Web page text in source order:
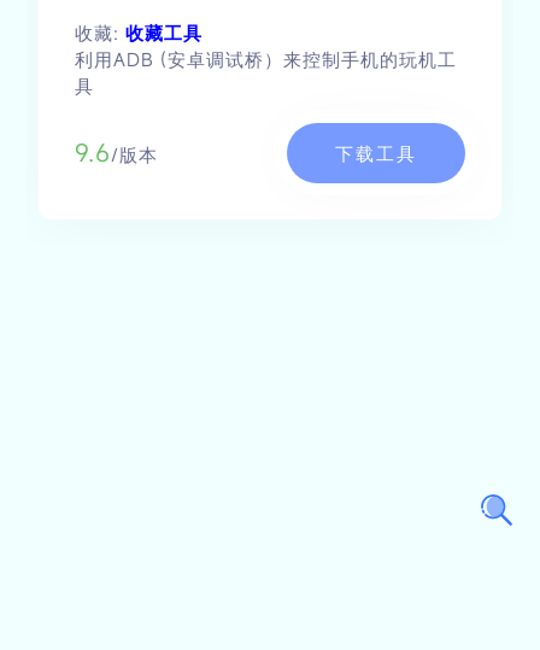
收藏:收藏工具
利用ADB (安卓调试桥）来控制手机的玩机工
具
9.6/版本 下载工具